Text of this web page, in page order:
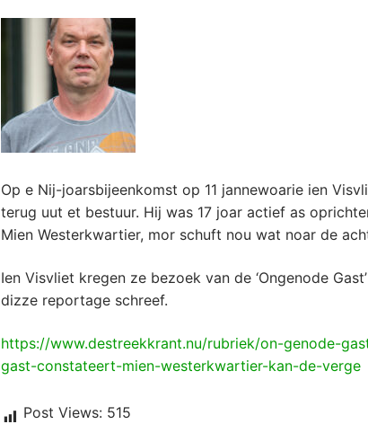
Op e Nij-joarsbijeenkomst op 11 jannewoarie ien
terug uut et bestuur. Hij was 17 joar actief as
Mien Westerkwartier, mor schuft nou wat noar de
Ien Visvliet kregen ze bezoek van de ‘Ongenode
dizze reportage schreef.
https://www.destreekkrant.nu/rubriek/on-genode-
gast-constateert-mien-westerkwartier-kan-de-verge
Post Views: 515